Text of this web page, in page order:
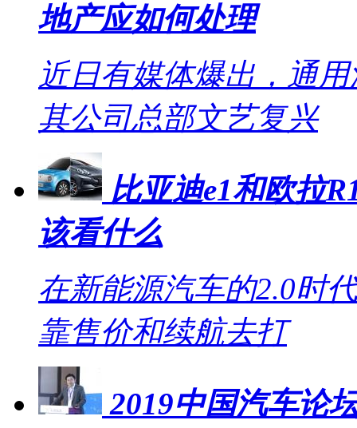
地产应如何处理
近日有媒体爆出，通
其公司总部文艺复兴
比亚迪e1和欧拉
该看什么
在新能源汽车的2.0时
靠售价和续航去打
2019中国汽车论